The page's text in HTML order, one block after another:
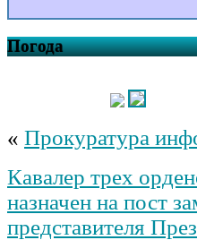
Погода
« Прокуратура
Кавалер трех
назначен на пост
представителя